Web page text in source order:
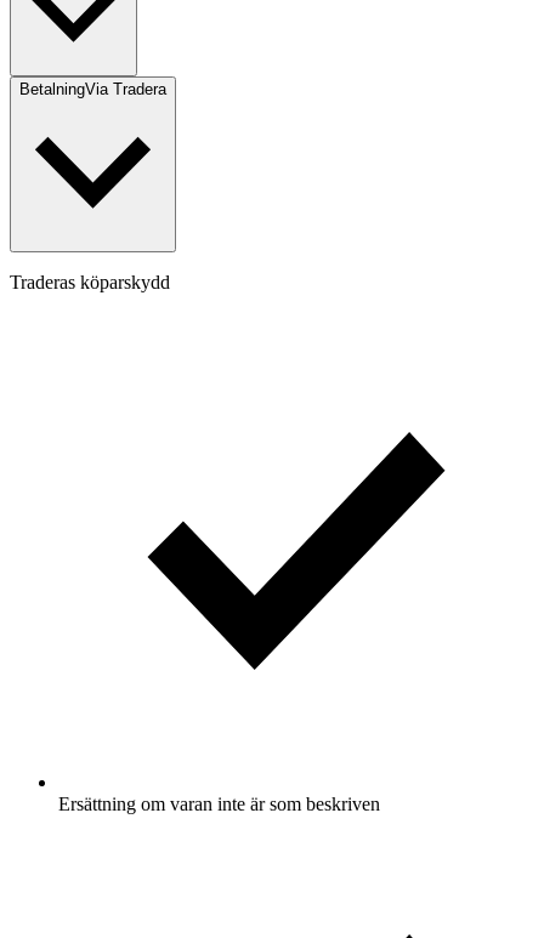
BetalningVia Tradera
Traderas köparskydd
Ersättning om varan inte är som beskriven